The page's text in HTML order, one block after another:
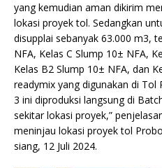
yang kemudian aman dikirim
lokasi proyek tol. Sedangkan
disupplai sebanyak 63.000 m3,
NFA, Kelas C Slump 10± NFA,
Kelas B2 Slump 10± NFA, dan
readymix yang digunakan di
3 ini diproduksi langsung di
sekitar lokasi proyek,”
meninjau lokasi proyek tol
siang, 12 Juli 2024.